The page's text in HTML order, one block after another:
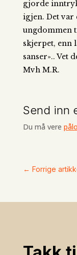
gjorde
igjen. Det var
ungdommen
skjerpet, enn
sanser».. Vet
Mvh M.R.
Send inn
Du må vere
← Forrige